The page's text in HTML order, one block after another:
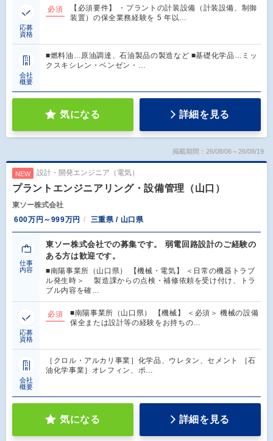
応募
資格
必須
【必須要件】 ・プラントの計装設備（計装設備、制御
装置）の保全業務経験を 5 年以…
会社
概要
■燃料油…原油調達、石油製品の製造など ■基礎化学品…ミッ
クスキシレン・ベンゼン・…
気になる 詳細を見る
掲載期間：26/08/06～26/08/19
NEW 設計・開発エンジニア（電気）
プラントエンジニアリング・設備管理（山口）
東ソー株式会社
600万円～999万円
三重県 / 山口県
仕事
内容
東ソー株式会社での募集です。 弱電回路設計のご経験の
ある方は歓迎です。
■南陽事業所（山口県） 【機械・電気】 ＜日常の機器トラブ
ル発生時＞ 製造課からの点検・補修依頼を受け付け、トラ
ブル内容を確…
応募
資格
必須
■南陽事業所（山口県） 【機械】 ＜必須＞ 機械の設備
保全または設計等の経験をお持ちの…
会社
概要
［クロル・アルカリ事業］化学品、ウレタン、セメント ［石
油化学事業］オレフィン、ポ…
気になる 詳細を見る